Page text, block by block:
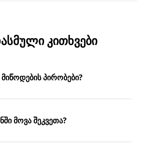
ᲙᲘᲗᲮᲕᲔᲑᲘ
პირობები?
მისამართზე მოგაწვდით.
ბიზნესი რამდენიმე
მოიცავს,
მოვა შეკვეთა?